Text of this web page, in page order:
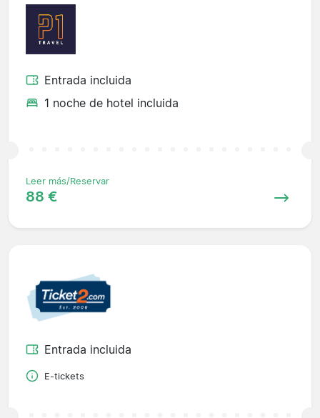
Entrada incluida
1 noche de hotel incluida
Leer más/Reservar
88 €
Entrada incluida
E-tickets